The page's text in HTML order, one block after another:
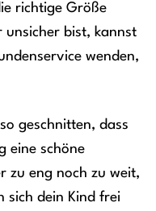
richtige Größe
unsicher bist, kannst
wenden,
geschnitten, dass
eine schöne
zu eng noch zu weit,
sich dein Kind frei